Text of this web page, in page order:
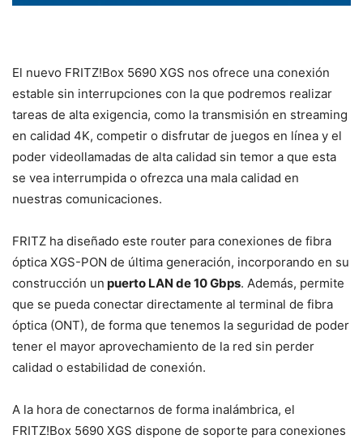
El nuevo FRITZ!Box 5690 XGS nos ofrece una conexión
estable sin interrupciones con la que podremos realizar
tareas de alta exigencia, como la transmisión en streaming
en calidad 4K, competir o disfrutar de juegos en línea y el
poder videollamadas de alta calidad sin temor a que esta
se vea interrumpida o ofrezca una mala calidad en
nuestras comunicaciones.
FRITZ ha diseñado este router para conexiones de fibra
óptica XGS-PON de última generación, incorporando en su
construcción un puerto LAN de 10 Gbps. Además, permite
que se pueda conectar directamente al terminal de fibra
óptica (ONT), de forma que tenemos la seguridad de poder
tener el mayor aprovechamiento de la red sin perder
calidad o estabilidad de conexión.
A la hora de conectarnos de forma inalámbrica, el
FRITZ!Box 5690 XGS dispone de soporte para conexiones